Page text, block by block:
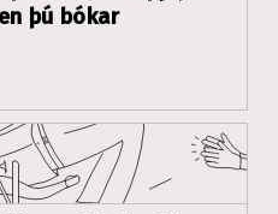
þú bókar